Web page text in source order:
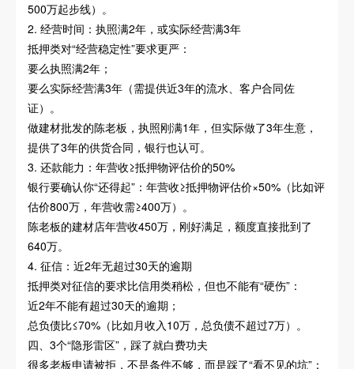
500万起步线）。
2. 经营时间：执照满2年，或实际经营满3年
抵押类对“经营稳定性”要求更严：
要么执照满2年；
要么实际经营满3年（需提供近3年的流水、客户合同佐
证）。
做建材批发的陈老板，执照刚满1年，但实际做了3年生意，
提供了3年的供货合同，银行也认可。
3. 还款能力：年营收≥抵押物评估价的50%
银行要确认你“还得起”：年营收≥抵押物评估价×50%（比如评
估价800万，年营收需≥400万）。
陈老板的建材店年营收450万，刚好满足，额度直接批到了
640万。
4. 征信：近2年无超过30天的逾期
抵押类对征信的要求比信用类稍松，但也不能有“硬伤”：
近2年不能有超过30天的逾期；
总负债比≤70%（比如月收入10万，总负债不超过7万）。
四、3个“隐形雷区”，踩了就白费功夫
很多老板申请被拒，不是条件不够，而是踩了“看不见的坑”：